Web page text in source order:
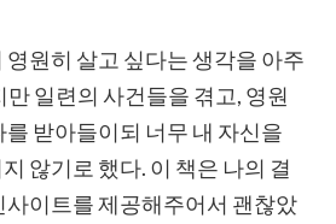
영원히 살고 싶다는 생각을 아주
일련의 사건들을 겪고, 영원
받아들이되 너무 내 자신을
않기로 했다. 이 책은 나의 결
사이트를 제공해주어서 괜찮았